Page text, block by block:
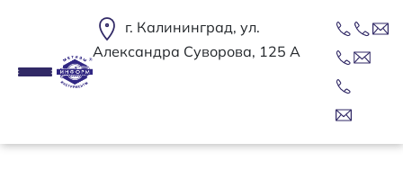
г. Калининград, ул.
Александра Суворова, 125 А